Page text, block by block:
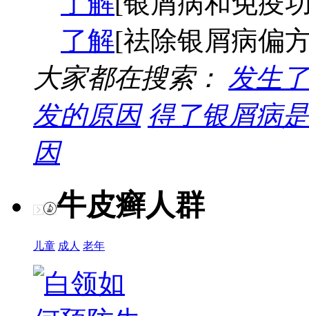
了解[祛除银屑病偏
大家都在搜索： 发生
发的原因 得了银屑病
因
牛皮癣人群
儿童 成人 老年